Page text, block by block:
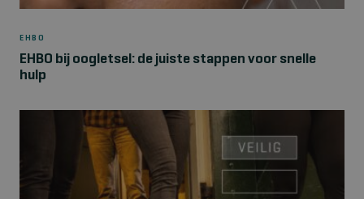
EHBO
EHBO bij oogletsel: de juiste stappen voor snelle
hulp